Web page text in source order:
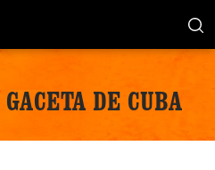
DE CUBA